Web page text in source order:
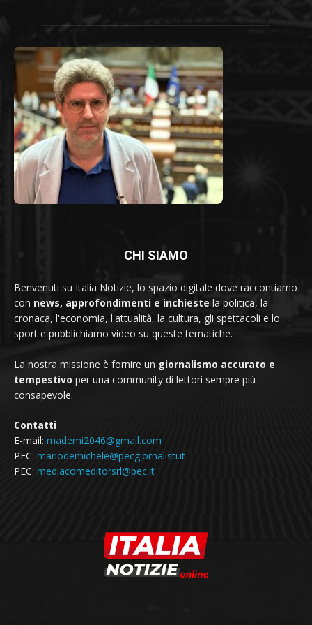
CHI SIAMO
Benvenuti su Italia Notizie, lo spazio digitale dove raccontiamo
con news, approfondimenti e inchieste la politica, la
cronaca, l'economia, l'attualità, la cultura, gli spettacoli e lo
sport e pubblichiamo video su queste tematiche.
La nostra missione è fornire un giornalismo accurato e
tempestivo per una community di lettori sempre più
consapevole.
Contatti
E-mail: mademi2046@gmail.com
PEC: mariodemichele@pecgiornalisti.it
PEC: mediacomeditorsrl@pec.it